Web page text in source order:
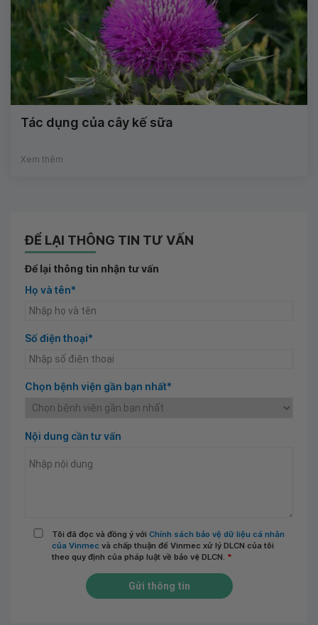
Tác dụng của cây kế sữa
Xem thêm
ĐỂ LẠI THÔNG TIN TƯ VẤN
Để lại thông tin nhận tư vấn
Họ và tên*
Số điện thoại*
Chọn bệnh viện gần bạn nhất*
Nội dung cần tư vấn
Tôi đã đọc và đồng ý với Chính sách bảo vệ dữ liệu cá nhân
của Vinmec và chấp thuận để Vinmec xử lý DLCN của tôi
theo quy định của pháp luật về bảo vệ DLCN. *
Gửi thông tin